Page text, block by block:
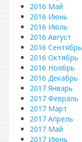
2016 Май
2016 Июнь
2016 Июль
2016 Август
2016 Сентябрь
2016 Октябрь
2016 Ноябрь
2016 Декабрь
2017 Январь
2017 Февраль
2017 Март
2017 Апрель
2017 Май
2017 Июнь